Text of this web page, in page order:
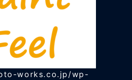
works.co.jp/wp-